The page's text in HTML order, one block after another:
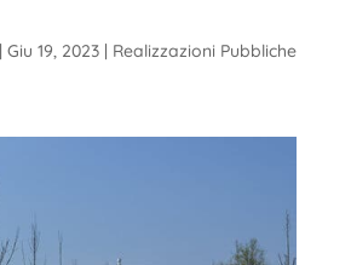
Giu 19, 2023| Realizzazioni Pubbliche